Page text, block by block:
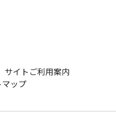
サイトご利用案内
マップ